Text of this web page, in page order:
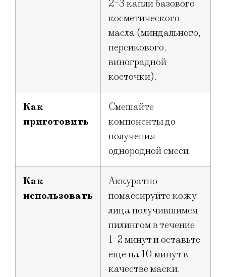
2-3 капли базового
косметического
масла (миндального,
персикового,
виноградной
косточки).
Как
приготовить
Смешайте
компоненты до
получения
однородной смеси.
Как
использовать
Аккуратно
помассируйте кожу
лица получившимся
пилингом в течение
1-2 минут и оставьте
еще на 10 минут в
качестве маски.